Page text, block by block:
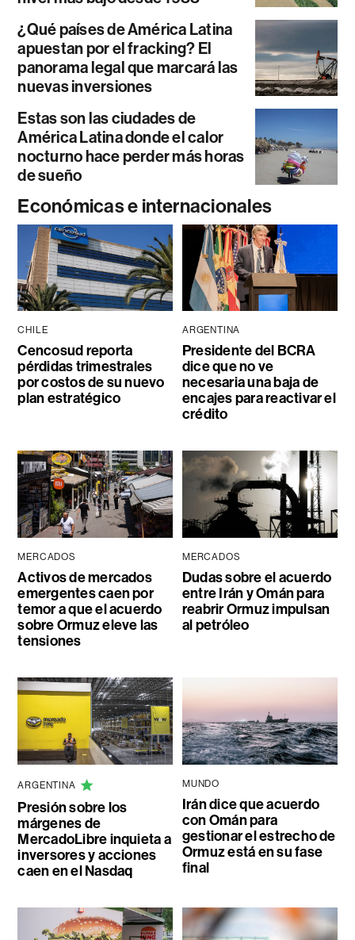
¿Qué países de América Latina
apuestan por el fracking? El
panorama legal que marcará las
nuevas inversiones
Estas son las ciudades de
América Latina donde el calor
nocturno hace perder más horas
de sueño
Económicas e internacionales
CHILE
Cencosud reporta
pérdidas trimestrales
por costos de su nuevo
plan estratégico
ARGENTINA
Presidente del BCRA
dice que no ve
necesaria una baja de
encajes para reactivar el
crédito
MERCADOS
Activos de mercados
emergentes caen por
temor a que el acuerdo
sobre Ormuz eleve las
tensiones
MERCADOS
Dudas sobre el acuerdo
entre Irán y Omán para
reabrir Ormuz impulsan
al petróleo
ARGENTINA
Presión sobre los
márgenes de
MercadoLibre inquieta a
inversores y acciones
caen en el Nasdaq
MUNDO
Irán dice que acuerdo
con Omán para
gestionar el estrecho de
Ormuz está en su fase
final